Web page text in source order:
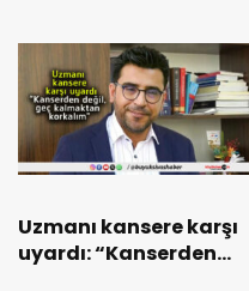
Uzmanı kansere karşı
uyardı: “Kanserden